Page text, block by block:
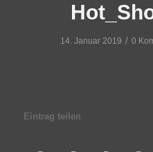
14. Januar 2019 / 0
Eintrag teilen